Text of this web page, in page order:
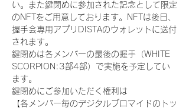
い。また鍵閉めに参加された記念として限定
のNFTをご用意しております。NFTは後日、
握手会専用アプリDISTAのウォレットに送付
されます。
鍵閉めは各メンバーの最後の握手（WHITE
SCORPION:3部4部）で実施を予定してい
ます。
鍵閉めにご参加いただく権利は
【各メンバー毎のデジタルブロマイドのトッ